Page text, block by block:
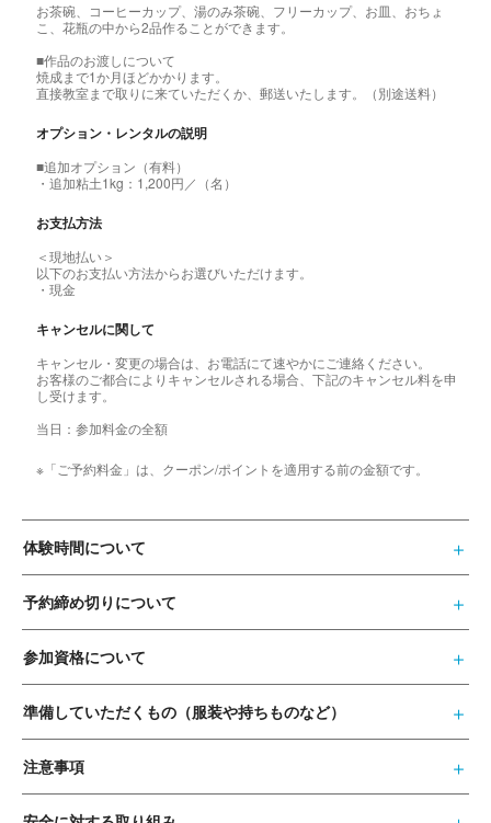
お茶碗、コーヒーカップ、湯のみ茶碗、フリーカップ、お皿、おちょ
こ、花瓶の中から2品作ることができます。
■作品のお渡しについて
焼成まで1か月ほどかかります。
直接教室まで取りに来ていただくか、郵送いたします。（別途送料）
オプション・レンタルの説明
■追加オプション（有料）
・追加粘土1kg：1,200円／（名）
お支払方法
＜現地払い＞
以下のお支払い方法からお選びいただけます。
・現金
キャンセルに関して
キャンセル・変更の場合は、お電話にて速やかにご連絡ください。
お客様のご都合によりキャンセルされる場合、下記のキャンセル料を申
し受けます。
当日：参加料金の全額
※「ご予約料金」は、クーポン/ポイントを適用する前の金額です。
体験時間について
予約締め切りについて
参加資格について
準備していただくもの（服装や持ちものなど）
注意事項